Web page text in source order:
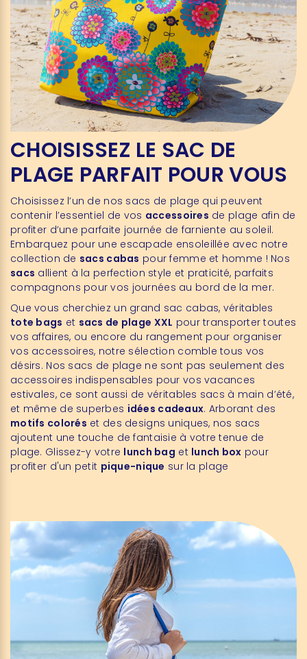
CHOISISSEZ LE SAC DE
PLAGE PARFAIT POUR VOUS
Choisissez l’un de nos sacs de plage qui peuvent
contenir l’essentiel de vos accessoires de plage afin de
profiter d’une parfaite journée de farniente au soleil.
Embarquez pour une escapade ensoleillée avec notre
collection de sacs cabas pour femme et homme ! Nos
sacs allient à la perfection style et praticité, parfaits
compagnons pour vos journées au bord de la mer.
Que vous cherchiez un grand sac cabas, véritables
tote bags et sacs de plage XXL pour transporter toutes
vos affaires, ou encore du rangement pour organiser
vos accessoires, notre sélection comble tous vos
désirs. Nos sacs de plage ne sont pas seulement des
accessoires indispensables pour vos vacances
estivales, ce sont aussi de véritables sacs à main d’été,
et même de superbes idées cadeaux. Arborant des
motifs colorés et des designs uniques, nos sacs
ajoutent une touche de fantaisie à votre tenue de
plage. Glissez-y votre lunch bag et lunch box pour
profiter d'un petit pique-nique sur la plage